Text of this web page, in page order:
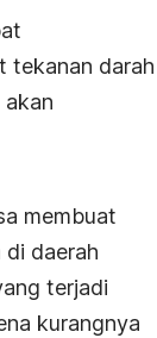
tekanan darah
membuat
daerah
terjadi
kurangnya